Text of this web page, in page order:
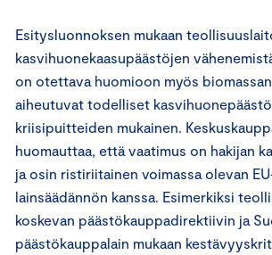
Esitysluonnoksen mukaan
kasvihuonekaasupäästöjen
on otettava huomioon myös
aiheutuvat todelliset
kriisipuitteiden mukainen.
huomauttaa, että vaatimus on hakijan
ja osin ristiriitainen voimassa olevan
lainsäädännön kanssa. Esimerkiksi
koskevan päästökauppadirektiivin ja
päästökauppalain mukaan